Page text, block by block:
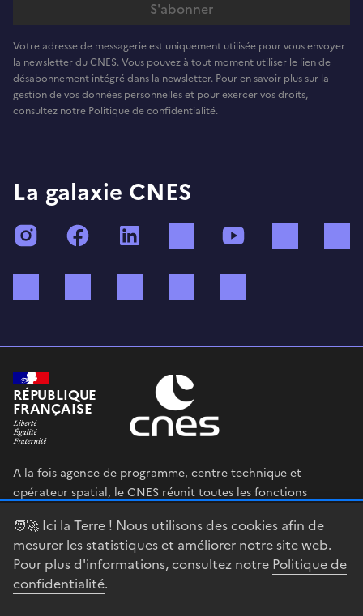
🧑‍🚀 Ici la Terre ! Nous utilisons des cookies afin de
mesurer les statistiques et améliorer notre site web.
Pour plus d'informations, consultez notre Politique de
confidentialité.
Votre adresse de messagerie est uniquement utilisée pour vous envoyer
la newsletter du CNES. Vous pouvez à tout moment utiliser le lien de
désabonnement intégré dans la newsletter. Pour en savoir plus sur la
gestion de vos données personnelles et pour exercer vos droits,
consultez notre Politique de confidentialité.
La galaxie CNES
InstagramFacebook TikTok
RÉPUBLIQUE
FRANÇAISE
A la fois agence de programme, centre technique et
opérateur spatial, le CNES réunit toutes les fonctions
en œuvre sa stratégie spatiale.
legifrance.gouv.fr
gouvernement.fr